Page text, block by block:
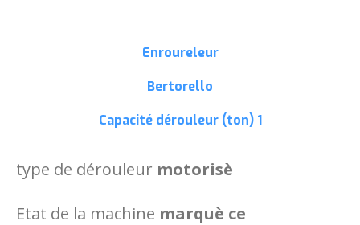
Enroureleur
Bertorello
Capacité dérouleur (ton) 1
type de dérouleur motorisè
Etat de la machine marquè ce